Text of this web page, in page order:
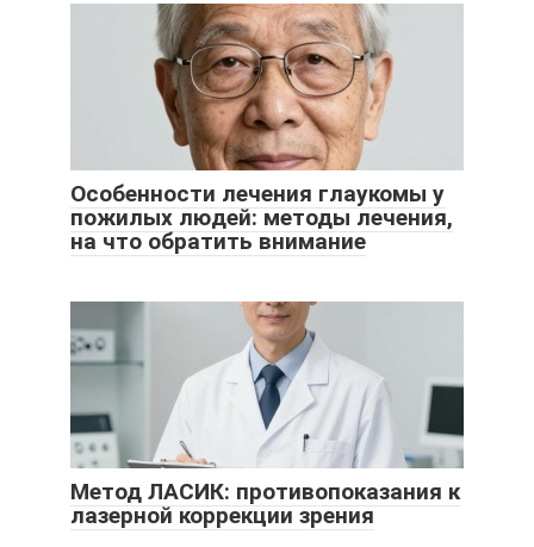
Особенности лечения глаукомы у
пожилых людей: методы лечения,
на что обратить внимание
Метод ЛАСИК: противопоказания к
лазерной коррекции зрения